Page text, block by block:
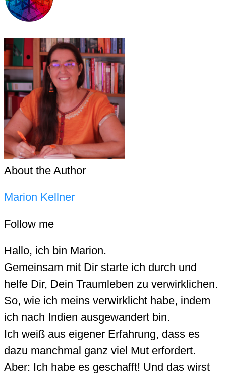
About the Author
Marion Kellner
Follow me
Hallo, ich bin Marion.
Gemeinsam mit Dir starte ich durch und
helfe Dir, Dein Traumleben zu verwirklichen.
So, wie ich meins verwirklicht habe, indem
ich nach Indien ausgewandert bin.
Ich weiß aus eigener Erfahrung, dass es
dazu manchmal ganz viel Mut erfordert.
Aber: Ich habe es geschafft! Und das wirst